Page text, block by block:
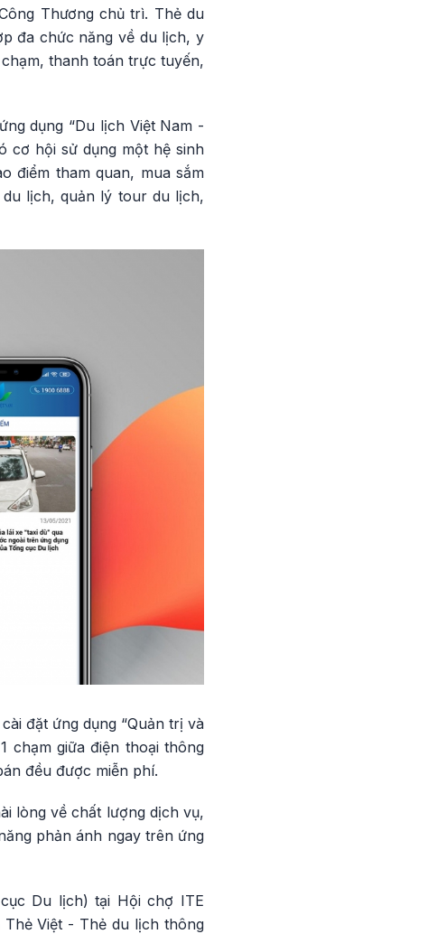
Thương chủ trì. Thẻ du
đa chức năng về du lịch, y
thanh toán trực tuyến,
dụng “Du lịch Việt Nam -
cơ hội sử dụng một hệ sinh
điểm tham quan, mua sắm
lịch, quản lý tour du lịch,
đặt ứng dụng “Quản trị và
chạm giữa điện thoại thông
đều được miễn phí.
lòng về chất lượng dịch vụ,
phản ánh ngay trên ứng
Du lịch) tại Hội chợ ITE
Việt - Thẻ du lịch thông